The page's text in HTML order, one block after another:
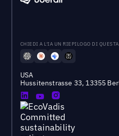
CHIEDI A L'IA UN RIEPILOGO DI
USA
Hussitenstrasse 33, 13355